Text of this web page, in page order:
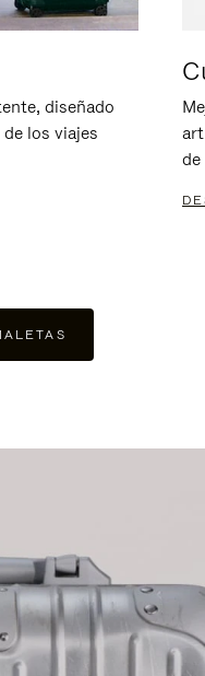
diseñado
los viajes
de